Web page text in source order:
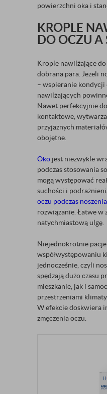
powierzchni oka i
KROPLE
DO OCZU A
Krople nawilżające
dobrana para. Jeżeli
– wspieranie
nawilżających
Nawet perfekcyjnie
kontaktowe,
przyjaznych
obojętne.
Oko jest niezwykle
podczas stosowania
mogą występować
suchości i
oczu podczas
rozwiązanie. Łatwe w
natychmiastową ulgę.
Niejednokrotnie
współwystępowaniu
jednocześnie, czyli
spędzają dużo czasu
mieszkanie, jak i
przestrzeniami
W efekcie doskwiera
zmęczenia oczu.